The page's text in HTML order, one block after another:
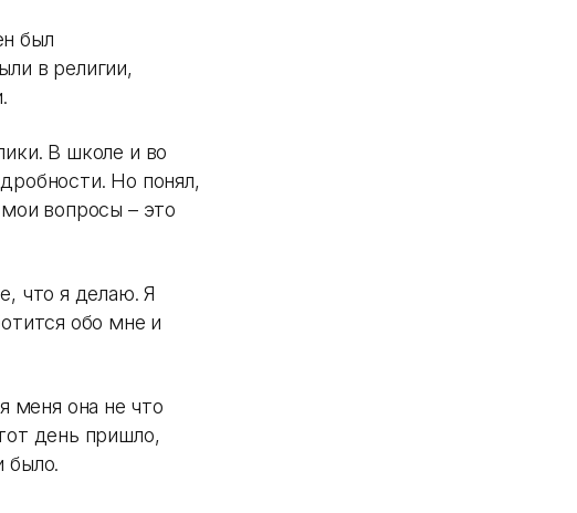
был
в религии,
В школе и во
Но понял,
вопросы – это
что я делаю. Я
обо мне и
она не что
день пришло,
было.